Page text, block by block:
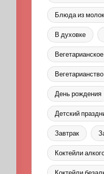
Блюда из
В духовке
Вегетарианство
День рождения
Детский
Завтрак
Коктейли